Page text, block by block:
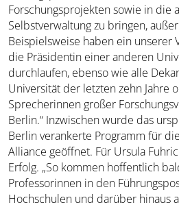
Forschungsprojekten sowie in die
Selbstverwaltung zu bringen,
Beispielsweise haben ein unserer
die Präsidentin einer anderen
durchlaufen, ebenso wie alle
Universität der letzten zehn Jahre
Sprecherinnen großer
Berlin.“ Inzwischen wurde das
Berlin verankerte Programm für
Alliance geöffnet. Für Ursula
Erfolg. „So kommen hoffentlich
Professorinnen in den
Hochschulen und darüber hinaus